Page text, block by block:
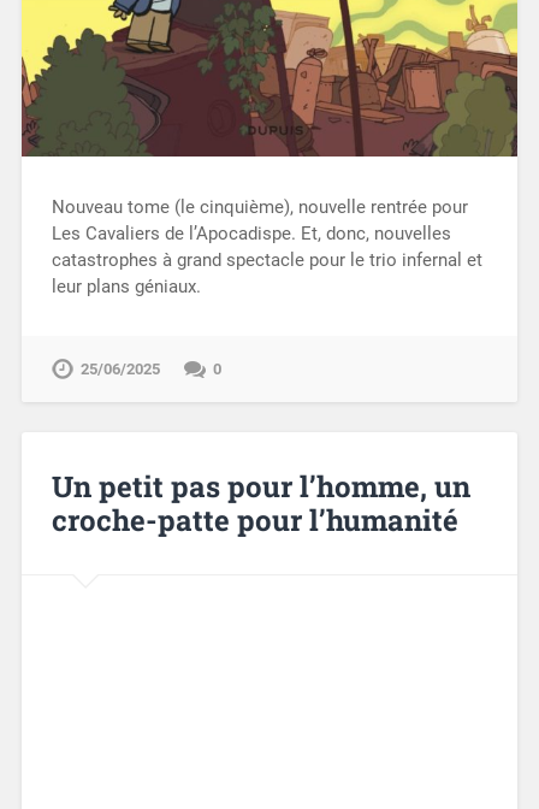
Nouveau tome (le cinquième), nouvelle rentrée pour
Les Cavaliers de l’Apocadispe. Et, donc, nouvelles
catastrophes à grand spectacle pour le trio infernal et
leur plans géniaux.
25/06/2025 0
Un petit pas pour l’homme, un
croche-patte pour l’humanité